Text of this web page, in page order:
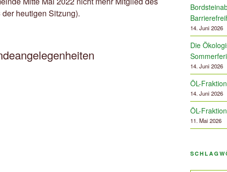
heutigen Sitzung).
14. Juni 2026
Die
14. Juni 2026
ÖL-
14. Juni 2026
ÖL-
11. Mai 2026